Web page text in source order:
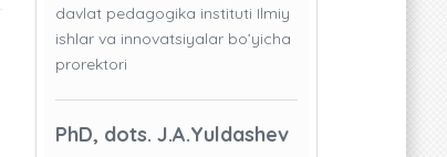
davlat pedagogika instituti Ilmiy
ishlar va innovatsiyalar bo’yicha
prorektori
PhD, dots. J.A.Yuldashev